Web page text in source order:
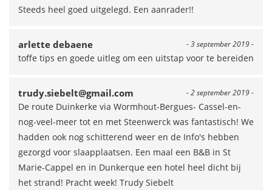
Steeds heel goed uitgelegd. Een aanrader!!
- 3 september 2019 -
arlette debaene
toffe tips en goede uitleg om een uitstap voor te bereiden
- 2 september 2019 -
trudy.siebelt@gmail.com
De route Duinkerke via Wormhout-Bergues- Cassel-en-
nog-veel-meer tot en met Steenwerck was fantastisch! We
hadden ook nog schitterend weer en de Info's hebben
gezorgd voor slaapplaatsen. Een maal een B&B in St
Marie-Cappel en in Dunkerque een hotel heel dicht bij
het strand! Pracht week! Trudy Siebelt